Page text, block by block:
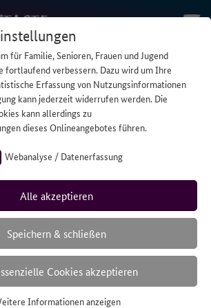
PAPA EINE BEHINDERUNG HAT
Wenn Papa
eine
Behinderung
und Sebastian lebt nach einem
Behinderung. Ein Gespräch über
für Familie, Senioren, Frauen und Jugend
fortlaufend verbessern. Dazu wird um Ihre
Erfassung von Nutzungsinformationen
kann jederzeit widerrufen werden. Die
kann allerdings zu
dieses Onlineangebotes führen.
Webanalyse / Datenerfassung
Alle akzeptieren
Speichern & schließen
Cookies akzeptieren
Informationen anzeigen